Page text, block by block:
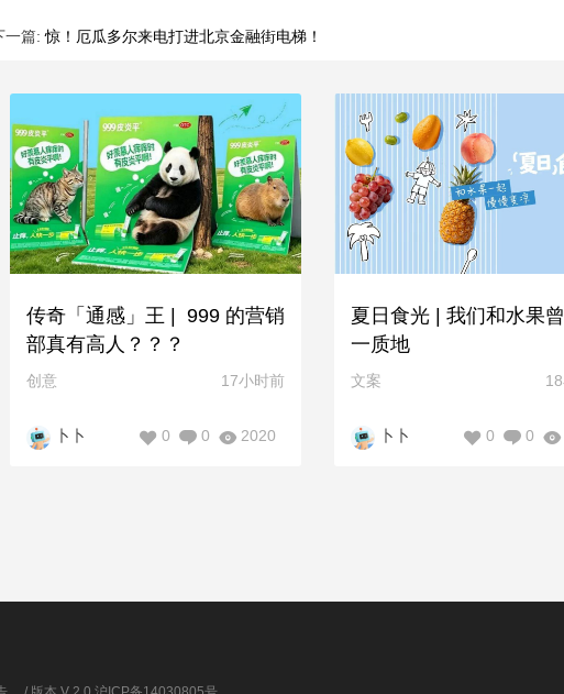
一篇:惊！厄瓜多尔来电打进北京金融街电梯！
传奇「通感」王 | 999 的营销
部真有高人？？？
创意 17小时前
卜卜 2020
0
0
夏日食光 | 我们和水果
一质地
文案
卜卜 0
0